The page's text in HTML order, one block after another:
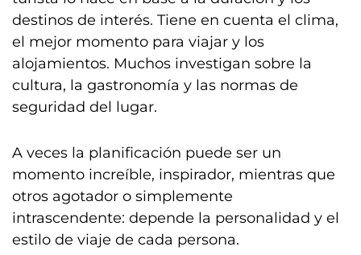
destinos de interés. Tiene en cuenta el clima,
el mejor momento para viajar y los
alojamientos. Muchos investigan sobre la
cultura, la gastronomía y las normas de
seguridad del lugar.
A veces la planificación puede ser un
momento increíble, inspirador, mientras que
otros agotador o simplemente
intrascendente: depende la personalidad y el
estilo de viaje de cada persona.